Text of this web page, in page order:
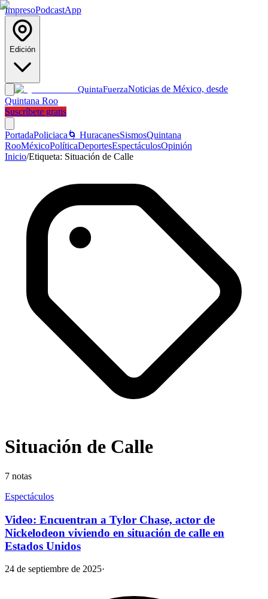
ImpresoPodcastApp
Edición
QuintaFuerzaNoticias de México, desde
Quintana Roo
Suscríbete gratis
PortadaPoliciaca 🌀 HuracanesSismosQuintana
RooMéxicoPolíticaDeportesEspectáculosOpinión
Inicio/Etiqueta: Situación de Calle
Situación de Calle
7 notas
Espectáculos
Video: Encuentran a Tylor Chase, actor de
Nickelodeon viviendo en situación de calle en
Estados Unidos
24 de septiembre de 2025·